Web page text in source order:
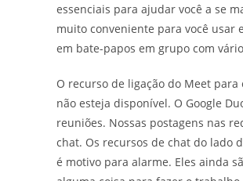
essenciais para ajudar você a se
muito conveniente para você usar
em bate-papos em grupo com
O recurso de ligação do Meet
não esteja disponível. O Google
reuniões. Nossas postagens nas
chat. Os recursos de chat do lado
é motivo para alarme. Eles ainda